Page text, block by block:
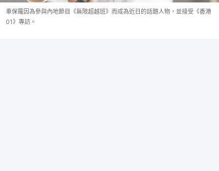
車保羅因為參與內地節目《無限超越班》而成為近日的話題人物，並接受《香港
01》專訪。